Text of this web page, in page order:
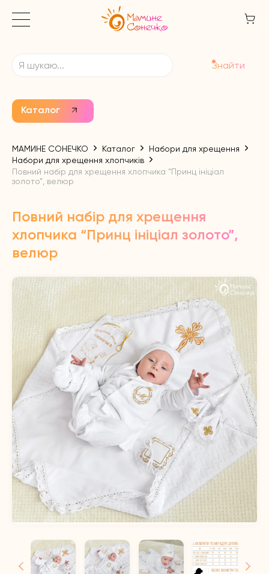
Каталог
Знайти
МАМИНЕ СОНЕЧКО Каталог
Набори для хрещення
Набори для хрещення хлопчиків
Повний набір для хрещення хлопчика “Принц ініціал
золото”, велюр
Повний набір для хрещення
хлопчика “Принц ініціал золото”,
велюр